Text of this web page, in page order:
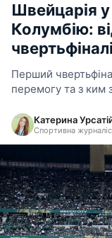
Швейцарія у
Колумбію:
Перший
перемогу та з ким
Катерина
Спортивна